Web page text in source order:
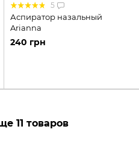
5
Аспиратор назальный
Arianna
240 грн
11 товаров